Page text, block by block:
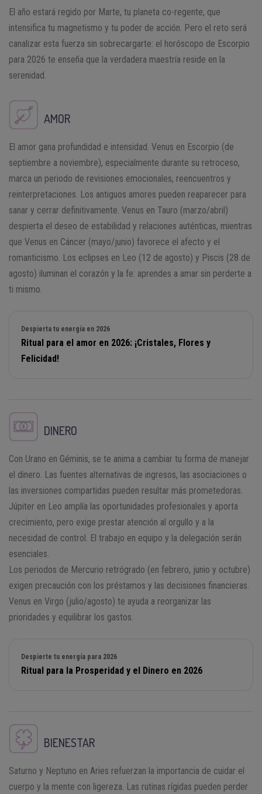
El año estará regido por Marte, tu planeta co-regente, que
intensifica tu magnetismo y tu poder de acción. Pero el reto será
canalizar esta fuerza sin sobrecargarte: el horóscopo de Escorpio
para 2026 te enseña que la verdadera maestría reside en la
serenidad.
AMOR
El amor gana profundidad e intensidad. Venus en Escorpio (de
septiembre a noviembre), especialmente durante su retroceso,
marca un periodo de revisiones emocionales, reencuentros y
reinterpretaciones. Los antiguos amores pueden reaparecer para
sanar y cerrar definitivamente. Venus en Tauro (marzo/abril)
despierta el deseo de estabilidad y relaciones auténticas, mientras
que Venus en Cáncer (mayo/junio) favorece el afecto y el
romanticismo. Los eclipses en Leo (12 de agosto) y Piscis (28 de
agosto) iluminan el corazón y la fe: aprendes a amar sin perderte a
ti mismo.
Despierta tu energía en 2026
Ritual para el amor en 2026: ¡Cristales, Flores y
Felicidad!
DINERO
Con Urano en Géminis, se te anima a cambiar tu forma de manejar
el dinero. Las fuentes alternativas de ingresos, las asociaciones o
las inversiones compartidas pueden resultar más prometedoras.
Júpiter en Leo amplía las oportunidades profesionales y aporta
crecimiento, pero exige prestar atención al orgullo y a la
necesidad de control. El trabajo en equipo y la delegación serán
esenciales.
Los periodos de Mercurio retrógrado (en febrero, junio y octubre)
exigen precaución con los préstamos y las decisiones financieras.
Venus en Virgo (julio/agosto) te ayuda a reorganizar las
prioridades y equilibrar los gastos.
Despierte tu energía para 2026
Ritual para la Prosperidad y el Dinero en 2026
BIENESTAR
Saturno y Neptuno en Aries refuerzan la importancia de cuidar el
cuerpo y la mente con ligereza. Las rutinas rígidas pueden perder